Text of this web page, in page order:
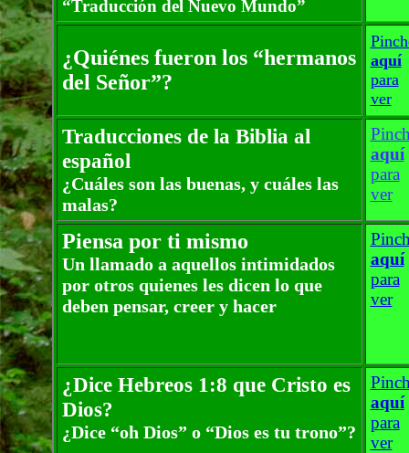
“Traducción del Nuevo Mundo”
¿Quiénes fueron los “hermanos
del Señor”?
aquí
para
ver
Traducciones de la Biblia al
español
¿Cuáles son las buenas, y cuáles las
malas?
aquí
para
ver
Piensa por ti mismo
Un llamado a aquellos intimidados
por otros quienes les dicen lo que
deben pensar, creer y hacer
aquí
para
ver
¿Dice Hebreos 1:8 que Cristo es
Dios?
¿Dice “oh Dios” o “Dios es tu trono”?
aquí
para
ver